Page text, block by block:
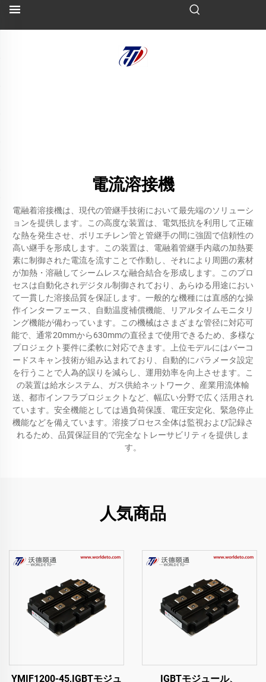
電流溶接機
電融着溶接機は、現代の管継手技術において最先端のソリューシ
ョンを提供します。この高度な装置は、電気抵抗を利用して正確
な熱を発生させ、ポリエチレン管と管継手の間に強固で信頼性の
高い継手を形成します。この装置は、電融着管継手内蔵の加熱要
素に制御された電流を流すことで作動し、それにより周囲の素材
が加熱・溶融してシームレスな融合結合を形成します。このプロ
セスは自動化されデジタル制御されており、あらゆる用途におい
て一貫した溶接品質を保証します。一般的な機種には直感的な操
作インターフェース、自動温度補償機能、リアルタイムモニタリ
ング機能が備わっています。この機械はさまざまな管径に対応可
能で、通常20mmから630mmの直径まで使用できるため、多様な
プロジェクト要件に柔軟に対応できます。上位モデルにはバーコ
ードスキャン技術が組み込まれており、自動的にパラメータ設定
を行うことで人為的誤りを減らし、運用効率を向上させます。こ
の装置は給水システム、ガス供給ネットワーク、産業用流体輸
送、都市インフラプロジェクトなど、幅広い分野で広く活用され
ています。安全機能としては過負荷保護、電圧安定化、緊急停止
機能などを備えています。溶接プロセス全体は監視および記録さ
れるため、品質保証目的で完全なトレーサビリティを提供しま
す。
人気商品
YMIF1200-45,IGBTモジュ
IGBTモジュール、